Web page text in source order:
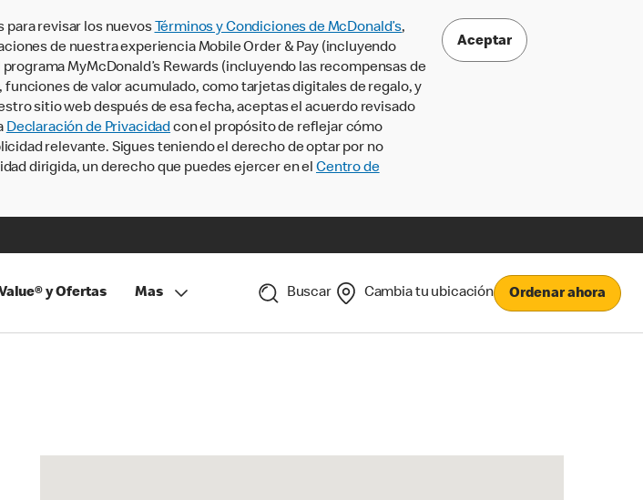
para revisar los nuevos Términos y Condiciones de McDonald’s,
de nuestra experiencia Mobile Order & Pay (incluyendo
MyMcDonald’s Rewards (incluyendo las recompensas de
de valor acumulado, como tarjetas digitales de regalo, y
sitio web después de esa fecha, aceptas el acuerdo revisado
Declaración de Privacidadcon el propósito de reflejar cómo
relevante. Sigues teniendo el derecho de optar por no
dirigida, un derecho que puedes ejercer en el Centro de
Aceptar
y Ofertas Mas Buscar Cambia tu ubicación Ordenar ahora